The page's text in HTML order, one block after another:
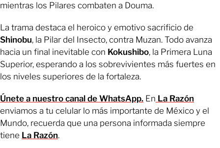
mientras los Pilares combaten a Douma.
La trama destaca el heroico y emotivo sacrificio de
Shinobu, la Pilar del Insecto, contra Muzan. Todo avanza
hacia un final inevitable con Kokushibo, la Primera Luna
Superior, esperando a los sobrevivientes más fuertes en
los niveles superiores de la fortaleza.
Únete a nuestro canal de WhatsApp. En La Razón
enviamos a tu celular lo más importante de México y el
Mundo, recuerda que una persona informada siempre
tiene La Razón.